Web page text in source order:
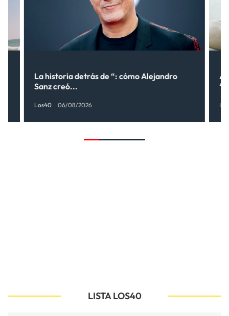
La historia detrás de “: cómo Alejandro
Sanz creó...
Los40 06/08/2026
LISTA LOS40